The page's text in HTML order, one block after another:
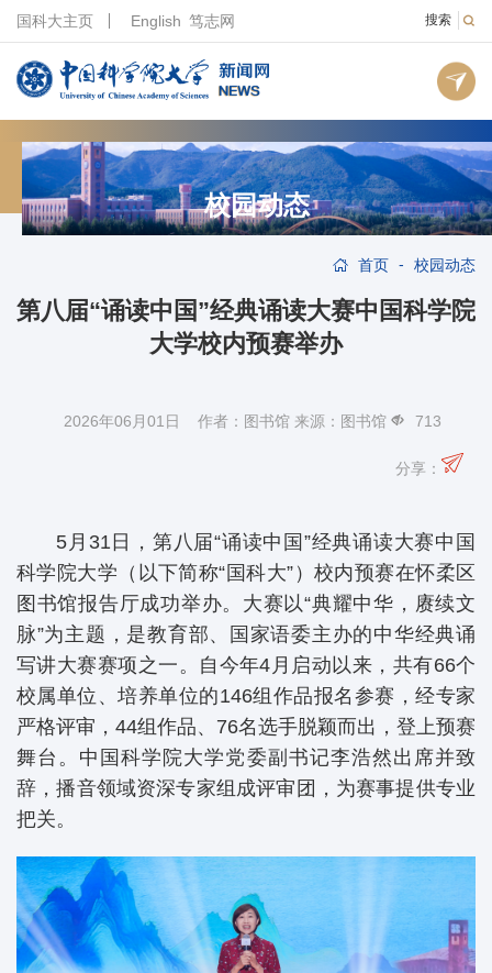
搜索
国科大主页 English 笃志网
校园动态
首页 - 校园动态
第八届“诵读中国”经典诵读大赛中国科学院
大学校内预赛举办
2026年06月01日 作者：图书馆 来源：图书馆 713
分享：
5月31日，第八届“诵读中国”经典诵读大赛中国
科学院大学（以下简称“国科大”）校内预赛在怀柔区
图书馆报告厅成功举办。大赛以“典耀中华，赓续文
脉”为主题，是教育部、国家语委主办的中华经典诵
写讲大赛赛项之一。自今年4月启动以来，共有66个
校属单位、培养单位的146组作品报名参赛，经专家
严格评审，44组作品、76名选手脱颖而出，登上预赛
舞台。中国科学院大学党委副书记李浩然出席并致
辞，播音领域资深专家组成评审团，为赛事提供专业
把关。